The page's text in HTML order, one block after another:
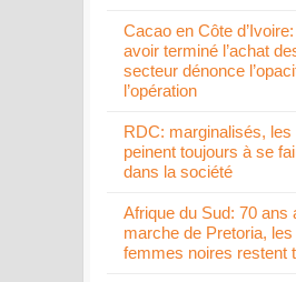
Cacao en Côte d’Ivoire:
avoir terminé l’achat
secteur dénonce
l’opération
RDC: marginalisés,
peinent toujours à se
dans la société
Afrique du Sud: 70 ans
marche de Pretoria, les
femmes noires restent